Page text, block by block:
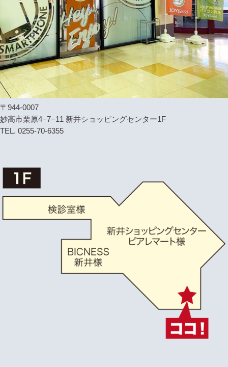
〒944-0007
妙高市栗原4−7−11 新井ショッピングセンター1F
TEL. 0255-70-6355